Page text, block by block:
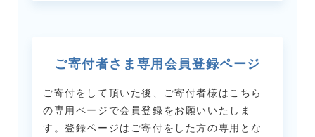
ご寄付者さま専用会員登録ページ
ご寄付をして頂いた後、ご寄付者様はこちら
の専用ページで会員登録をお願いいたしま
す。登録ページはご寄付をした方の専用とな